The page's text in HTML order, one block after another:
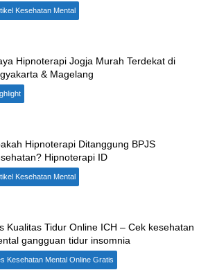
Kesehatan Mental
Hipnoterapi Jogja Murah Terdekat di
& Magelang
Hipnoterapi Ditanggung BPJS
Hipnoterapi ID
Kesehatan Mental
Kualitas Tidur Online ICH – Cek kesehatan
gangguan tidur insomnia
Kesehatan Mental Online Gratis